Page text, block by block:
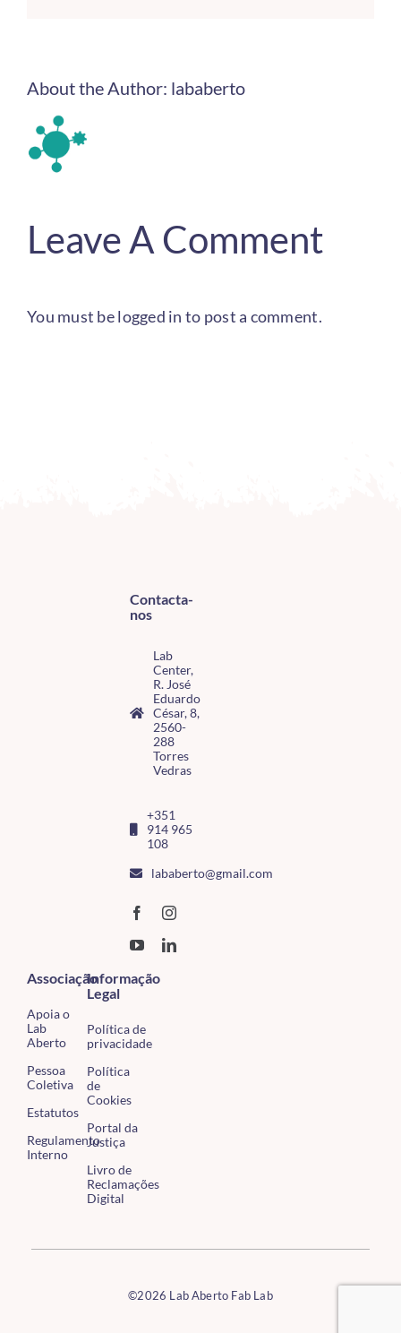
About the Author: lababerto
Leave A Comment
You must belogged in to post a comment.
Contacta-
nos
Lab
Center,
R. José
Eduardo
César, 8,
2560-
288
Torres
Vedras
+351
914 965
108
lababerto@gmail.com
Associação
Apoia o
Lab
Aberto
Pessoa
Coletiva
Estatutos
Regulamento
Interno
Informação
Legal
Política de
privacidade
Política
de
Cookies
Portal da
Justiça
Livro de
Reclamações
Digital
©2026 Lab Aberto Fab Lab